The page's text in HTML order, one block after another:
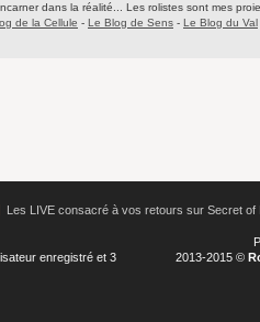
dans la réalité... Les rolistes sont mes
de la Cellule - Le Blog de Sens - Le Blog du Val
Les LIVE consacré à vos retours sur Secret of
enregistré et 3
2013-2015 ©